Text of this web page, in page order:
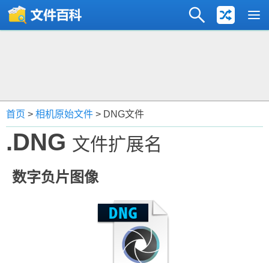
首页 > 相机原始文件 > DNG文件
.DNG 文件扩展名
数字负片图像